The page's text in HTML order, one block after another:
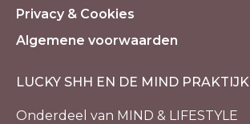
Privacy & Cookies
Algemene voorwaarden
LUCKY SHH EN DE MIND PRAKTIJK
Onderdeel van MIND & LIFESTYLE